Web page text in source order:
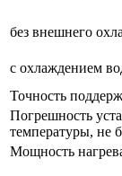
без внешнего
с охлаждением
Точность
Погрешность
температуры, не
Мощность